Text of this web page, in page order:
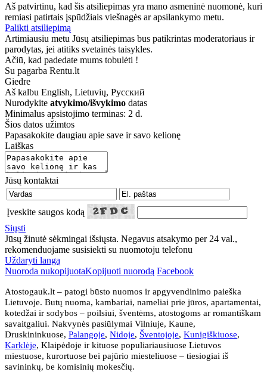
Aš patvirtinu, kad šis atsiliepimas yra mano asmeninė nuomonė, kuri
remiasi patirtais įspūdžiais viešnagės ar apsilankymo metu.
Palikti atsiliepimą
Artimiausiu metu Jūsų atsiliepimas bus patikrintas moderatoriaus ir
parodytas, jei atitiks svetainės taisykles.
Ačiū, kad padedate mums tobulėti !
Su pagarba Rentu.lt
Giedre
Aš kalbu English, Lietuvių, Русский
Nurodykite atvykimo/išvykimo datas
Minimalus apsistojimo terminas: 2 d.
Šios datos užimtos
Papasakokite daugiau apie save ir savo kelionę
Laiškas
Jūsų kontaktai
Įveskite saugos kodą
Siųsti
Jūsų žinutė sėkmingai išsiųsta. Negavus atsakymo per 24 val.,
rekomenduojame susisiekti su nuomotoju telefonu
Uždaryti langą
Nuoroda nukopijuotaKopijuoti nuorodą Facebook
Atostogauk.lt – patogi būsto nuomos ir apgyvendinimo paieška
Lietuvoje. Butų nuoma, kambariai, nameliai prie jūros, apartamentai,
kotedžai ir sodybos – poilsiui, šventėms, atostogoms ar romantiškam
savaitgaliui. Nakvynės pasiūlymai Vilniuje, Kaune,
Druskininkuose, Palangoje, Nidoje, Šventojoje, Kunigiškiuose,
Karklėje, Klaipėdoje ir kituose populiariausiuose Lietuvos
miestuose, kurortuose bei pajūrio miesteliuose – tiesiogiai iš
savininkų, be komisinių mokesčių.